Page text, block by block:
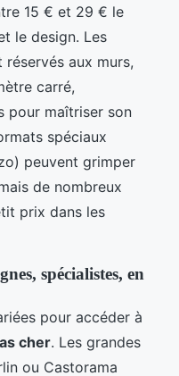
15 € et 29 € le
le design. Les
aux murs,
carré,
pour maîtriser son
spéciaux
peuvent grimper
de nombreux
prix dans les
spécialistes, en
pour accéder à
cher. Les grandes
ou Castorama